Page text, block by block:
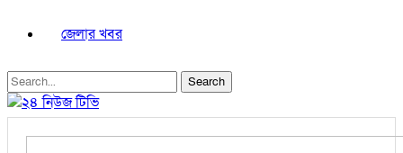
জেলার খবর